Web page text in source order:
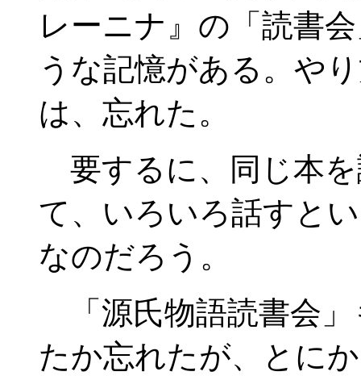
レーニナ』の「読書
うな記憶がある。や
は、忘れた。
要するに、同じ本
て、いろいろ話すと
なのだろう。
「源氏物語読書会
たか忘れたが、とに